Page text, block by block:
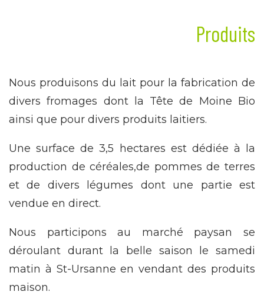
Produits
Nous produisons du lait pour la fabrication de
divers fromages dont la Tête de Moine Bio
ainsi que pour divers produits laitiers.
Une surface de 3,5 hectares est dédiée à la
production de céréales,de pommes de terres
et de divers légumes dont une partie est
vendue en direct.
Nous participons au marché paysan se
déroulant durant la belle saison le samedi
matin à St-Ursanne en vendant des produits
maison.